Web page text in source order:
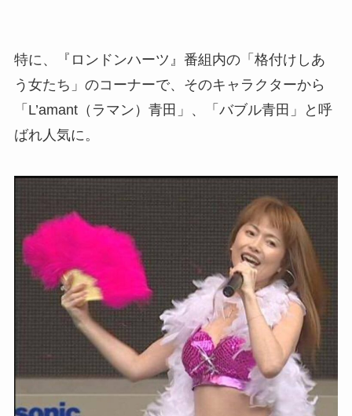
特に、『ロンドンハーツ』番組内の「格付けしあ
う女たち」のコーナーで、そのキャラクターから
「L’amant（ラマン）青田」、「バブル青田」と呼
ばれ人気に。